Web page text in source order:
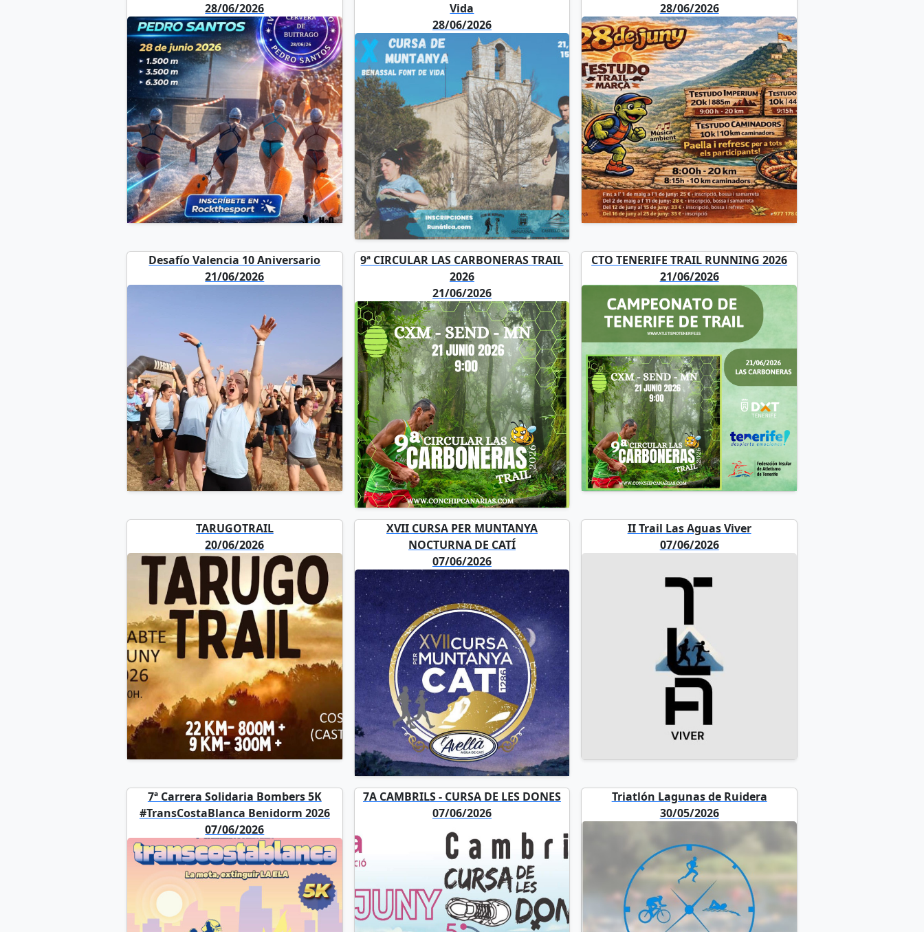
28/06/2026
Vida
28/06/2026
28/06/2026
Desafío Valencia 10 Aniversario
21/06/2026
9ª CIRCULAR LAS CARBONERAS TRAIL
2026
21/06/2026
CTO TENERIFE TRAIL RUNNING 2026
21/06/2026
TARUGOTRAIL
20/06/2026
XVII CURSA PER MUNTANYA
NOCTURNA DE CATÍ
07/06/2026
II Trail Las Aguas Viver
07/06/2026
7ª Carrera Solidaria Bombers 5K
#TransCostaBlanca Benidorm 2026
07/06/2026
7A CAMBRILS - CURSA DE LES DONES
07/06/2026
Triatlón Lagunas de Ruidera
30/05/2026